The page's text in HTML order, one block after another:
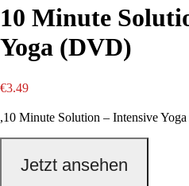
10 Minute
Yoga (DVD)
€3.49
,10 Minute Solution – Intensive
Jetzt ansehen